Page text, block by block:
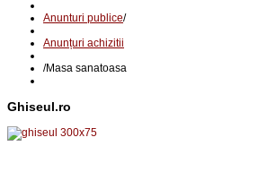
Anunturi publice/
Anunțuri achizitii
/Masa sanatoasa
Ghiseul.ro